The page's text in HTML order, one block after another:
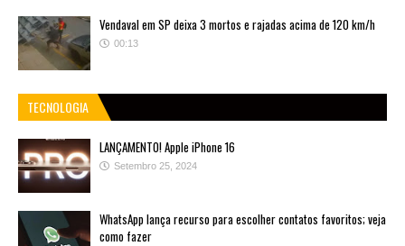
Vendaval em SP deixa 3 mortos e rajadas acima de 120 km/h
00:13
TECNOLOGIA
LANÇAMENTO! Apple iPhone 16
Setembro 25, 2024
WhatsApp lança recurso para escolher contatos favoritos; veja
como fazer